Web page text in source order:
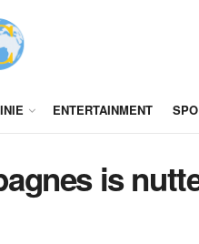
ENTERTAINMENT
is